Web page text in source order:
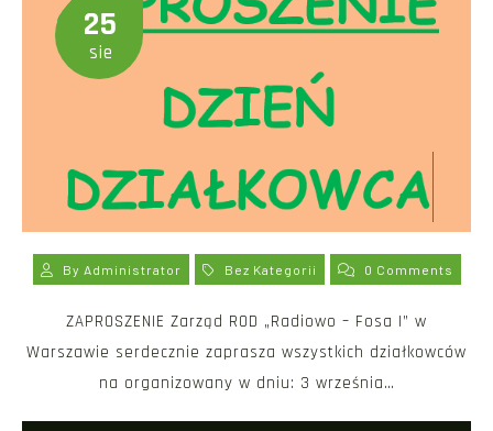
25
sie
By Administrator Bez Kategorii 0 Comments
ZAPROSZENIE Zarząd ROD „Radiowo – Fosa I” w
Warszawie serdecznie zaprasza wszystkich działkowców
na organizowany w dniu: 3 września…